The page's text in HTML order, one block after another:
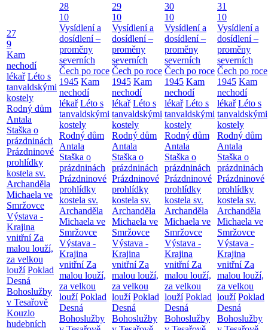
27
9
Kam
nechodí
lékař Léto s
tanvaldskými
kostely
Rodný dům
Antala
Staška o
prázdninách
Prázdninové
prohlídky
kostela sv.
Archanděla
Michaela ve
Smržovce
Výstava -
Krajina
vnitřní Za
malou louží,
za velkou
louží Poklad
Desná
Bohoslužby
v Tesařově
Kouzlo
hudebních
28
10
Vysídlení a
dosídlení –
proměny
severních
Čech po roce
1945 Kam
nechodí
lékař Léto s
tanvaldskými
kostely
Rodný dům
Antala
Staška o
prázdninách
Prázdninové
prohlídky
kostela sv.
Archanděla
Michaela ve
Smržovce
Výstava -
Krajina
vnitřní Za
malou louží,
za velkou
louží Poklad
Desná
Bohoslužby
29
10
Vysídlení a
dosídlení –
proměny
severních
Čech po roce
1945 Kam
nechodí
lékař Léto s
tanvaldskými
kostely
Rodný dům
Antala
Staška o
prázdninách
Prázdninové
prohlídky
kostela sv.
Archanděla
Michaela ve
Smržovce
Výstava -
Krajina
vnitřní Za
malou louží,
za velkou
louží Poklad
Desná
Bohoslužby
30
10
Vysídlení a
dosídlení –
proměny
severních
Čech po roce
1945 Kam
nechodí
lékař Léto s
tanvaldskými
kostely
Rodný dům
Antala
Staška o
prázdninách
Prázdninové
prohlídky
kostela sv.
Archanděla
Michaela ve
Smržovce
Výstava -
Krajina
vnitřní Za
malou louží,
za velkou
louží Poklad
Desná
Bohoslužby
31
10
Vysídlení a
dosídlení –
proměny
severních
Čech po roce
1945 Kam
nechodí
lékař Léto s
tanvaldskými
kostely
Rodný dům
Antala
Staška o
prázdninách
Prázdninové
prohlídky
kostela sv.
Archanděla
Michaela ve
Smržovce
Výstava -
Krajina
vnitřní Za
malou louží,
za velkou
louží Poklad
Desná
Bohoslužby